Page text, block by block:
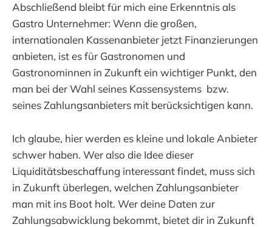
Abschließend bleibt für mich eine Erkenntnis als
Gastro Unternehmer: Wenn die großen,
internationalen Kassenanbieter jetzt Finanzierungen
anbieten, ist es für Gastronomen und
Gastronominnen in Zukunft ein wichtiger Punkt, den
man bei der Wahl seines Kassensystems bzw.
seines Zahlungsanbieters mit berücksichtigen kann.
Ich glaube, hier werden es kleine und lokale Anbieter
schwer haben. Wer also die Idee dieser
Liquiditätsbeschaffung interessant findet, muss sich
in Zukunft überlegen, welchen Zahlungsanbieter
man mit ins Boot holt. Wer deine Daten zur
Zahlungsabwicklung bekommt, bietet dir in Zukunft